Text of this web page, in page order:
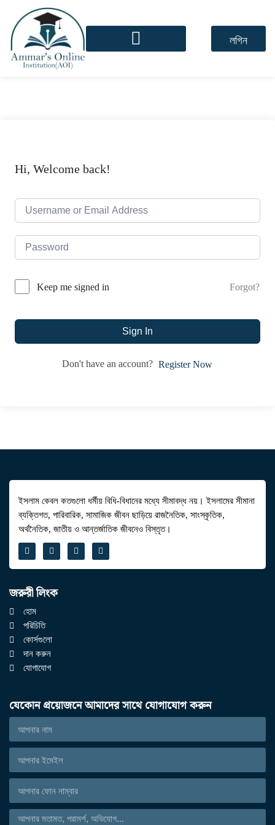
লগিন
Hi, Welcome back!
Keep me signed in Forgot?
Sign In
Don't have an account? Register Now
ইসলাম কেবল কতগুলো ধর্মীয় বিধি-বিধানের মধ্যে সীমাবদ্ধ নয়। ইসলামের সীমানা
ব্যক্তিগত, পারিবারিক, সামাজিক জীবন ছাড়িয়ে রাজনৈতিক, সাংস্কৃতিক,
অর্থনৈতিক, জাতীয় ও আন্তর্জাতিক জীবনেও বিস্তৃত।
জরুরী লিংক
হোম
পরিচিতি
কোর্সগুলো
দান করুন
যোগাযোগ
যেকোন প্রয়োজনে আমাদের সাথে যোগাযোগ করুন